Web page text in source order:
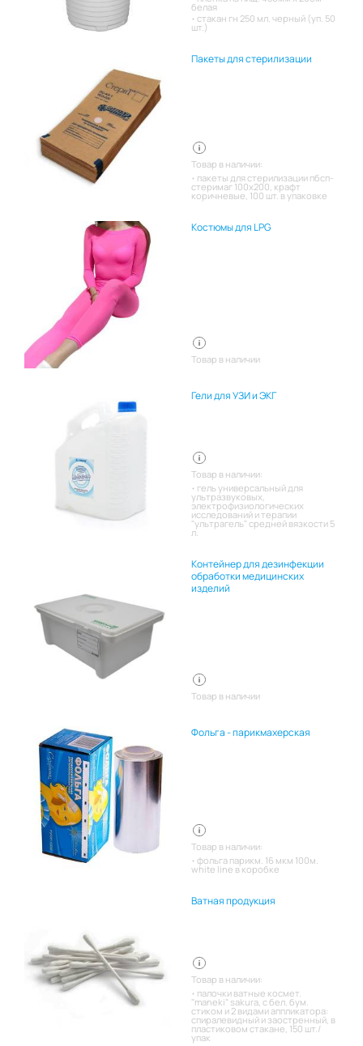
белая
стакан гн 250 мл. черный (уп. 50
шт.)
Пакеты для стерилизации
Товар в наличии:
пакеты для стерилизации пбсп-
стеримаг 100х200, крафт
коричневые, 100 шт. в упаковке
Костюмы для LPG
Товар в наличии
Гели для УЗИ и ЭКГ
Товар в наличии:
гель универсальный для
ультразвуковых,
электрофизиологических
исследований и терапии
"ультрагель" средней вязкости 5
л.
Контейнер для дезинфекции
обработки медицинских
изделий
Товар в наличии
Фольга - парикмахерская
Товар в наличии:
фольга парикм. 16 мкм 100м.
white line в коробке
Ватная продукция
Товар в наличии:
палочки ватные космет.
"maneki" sakura, с бел. бум.
стиком и 2 видами аппликатора:
спиралевидный и заостренный, в
пластиковом стакане, 150 шт./
упак